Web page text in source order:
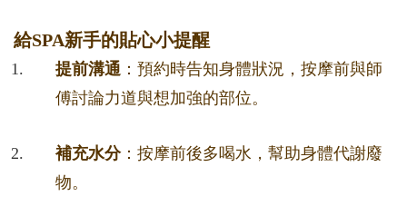
給SPA新手的貼心小提醒
提前溝通 ：預約時告知身體狀況，按摩前與師
傅討論力道與想加強的部位。
補充水分：按摩前後多喝水，幫助身體代謝廢
物。